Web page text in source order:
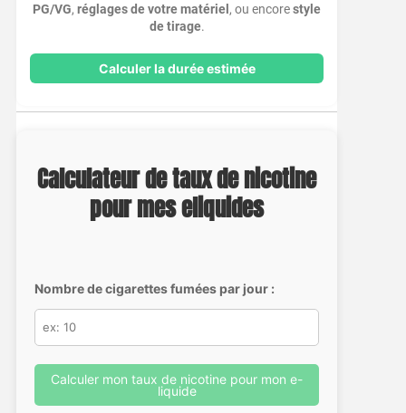
PG/VG,réglages de votre matériel , ou encorestyle
de tirage.
Calculer la durée estimée
Calculateur de taux de nicotine
pour mes eliquides
Nombre de cigarettes fumées par jour :
Calculer mon taux de nicotine pour mon e-
liquide